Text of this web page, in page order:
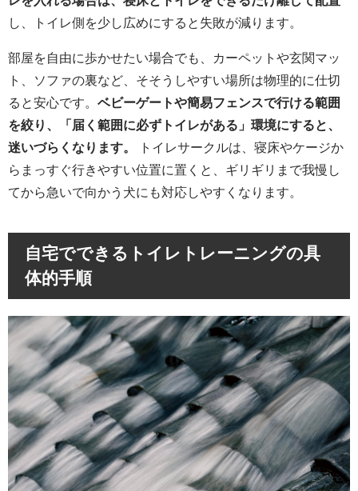
し、トイレ側を少し広めにすると失敗が減ります。
部屋を自由に歩かせたい場合でも、カーペットや玄関マッ
ト、ソファの裏など、そそうしやすい場所は物理的に仕切
ると安心です。 ベビーゲートや簡易フェンスで行ける範囲
を絞り、「届く範囲に必ずトイレがある」環境にすると、
迷いづらくなります。
トイレサークルは、寝床やケージか
らまっすぐ行きやすい位置に置くと、ギリギリまで我慢し
てから急いで向かう犬にも対応しやすくなります。
自宅でできるトイレトレーニングの具
体的手順